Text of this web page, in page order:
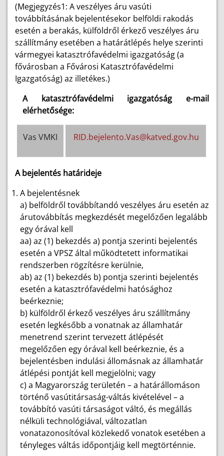
(Megjegyzés1: A veszélyes áru vasúti
továbbításának bejelentésekor belföldi rakodás
esetén a berakás, külföldről érkező veszélyes áru
szállítmány esetében a határátlépés helye szerinti
vármegyei katasztrófavédelmi igazgatóság (a
fővárosban a Fővárosi Katasztrófavédelmi
Igazgatóság) az illetékes.)
A katasztrófavédelmi igazgatóság e-mail
elérhetősége:
Vas VMKI RID.bejelento.Vas@katved.gov.hu
A bejelentés határideje
A bejelentésnek
a) belföldről továbbítandó veszélyes áru esetén az
árutovábbítás megkezdését megelőzően legalább
egy órával kell
aa) az (1) bekezdés a) pontja szerinti bejelentés
esetén a VPSZ által működtetett informatikai
rendszerben rögzítésre kerülnie,
ab) az (1) bekezdés b) pontja szerinti bejelentés
esetén a katasztrófavédelmi hatósághoz
beérkeznie;
b) külföldről érkező veszélyes áru szállítmány
esetén legkésőbb a vonatnak az államhatár
menetrend szerint tervezett átlépését
megelőzően egy órával kell beérkeznie, és a
bejelentésben indulási állomásnak az államhatár
átlépési pontját kell megjelölni; vagy
c) a Magyarország területén – a határállomáson
történő vasútitársaság-váltás kivételével – a
továbbító vasúti társaságot váltó, és megállás
nélküli technológiával, változatlan
vonatazonosítóval közlekedő vonatok esetében a
tényleges váltás időpontjáig kell megtörténnie.